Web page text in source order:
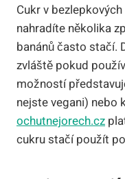
Cukr v
nahradíte několika
banánů často stačí.
zvláště pokud
možností
nejste vegani) nebo
ochutnejorech.cz
cukru stačí použít